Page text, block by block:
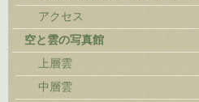
アクセス
空と雲の写真館
上層雲
中層雲